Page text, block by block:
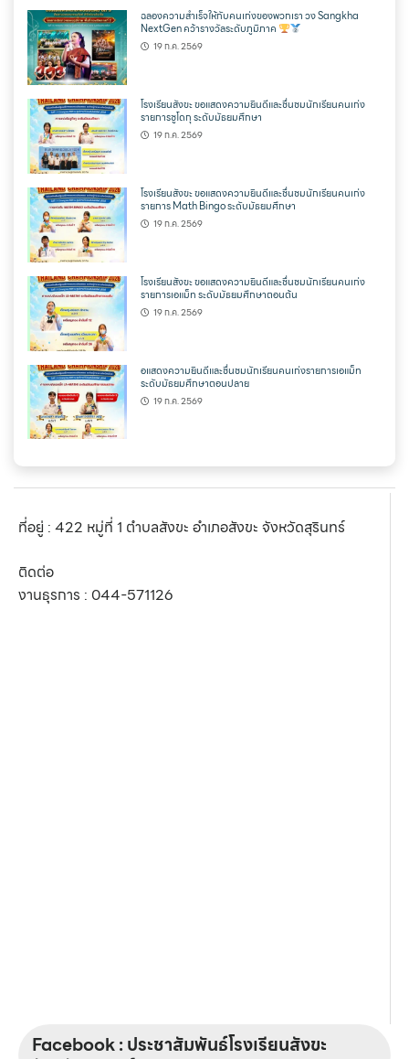
ฉลองความสำเร็จให้กับคนเก่งของพวกเรา วง Sangkha
NextGen คว้ารางวัลระดับภูมิภาค
19 ก.ค. 2569
โรงเรียนสังขะ ขอแสดงความยินดีและชื่นชมนักเรียนคนเก่ง
รายการซูโดกุ ระดับมัธยมศึกษา
19 ก.ค. 2569
โรงเรียนสังขะ ขอแสดงความยินดีและชื่นชมนักเรียนคนเก่ง
รายการ Math Bingo ระดับมัธยมศึกษา
19 ก.ค. 2569
โรงเรียนสังขะ ขอแสดงความยินดีและชื่นชมนักเรียนคนเก่ง
รายการเอแม็ท ระดับมัธยมศึกษาตอนต้น
19 ก.ค. 2569
อแสดงความยินดีและชื่นชมนักเรียนคนเก่งรายการเอแม็ท
ระดับมัธยมศึกษาตอนปลาย
19 ก.ค. 2569
ที่อยู่ : 422 หมู่ที่ 1 ตำบลสังขะ อำเภอสังขะ จังหวัดสุรินทร์
ติดต่อ
งานธุรการ : 044-571126
Facebook : ประชาสัมพันธ์โรงเรียนสังขะ